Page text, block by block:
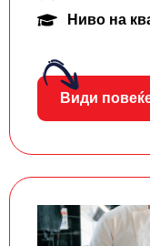
Ниво на
Види